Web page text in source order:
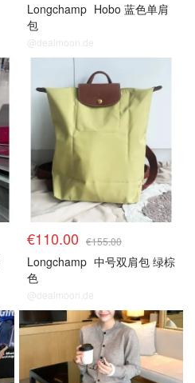
Longchamp Hobo 蓝色单肩
包
@dealmoon.de
€110.00 €155.00
Longchamp 中号双肩包 绿棕
色
@dealmoon.de